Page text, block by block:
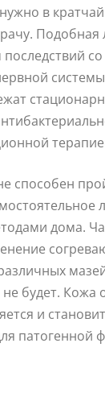
в
Подобная
способен
дома.
не будет. Кожа
и
патогенной